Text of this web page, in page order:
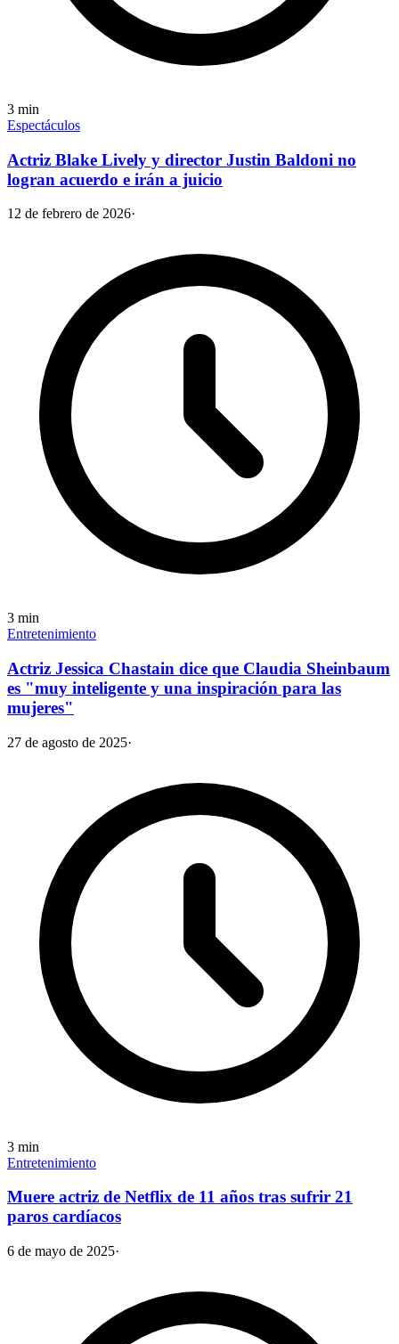
3 min
Espectáculos
Actriz Blake Lively y director Justin Baldoni no
logran acuerdo e irán a juicio
12 de febrero de 2026·
3 min
Entretenimiento
Actriz Jessica Chastain dice que Claudia Sheinbaum
es "muy inteligente y una inspiración para las
mujeres"
27 de agosto de 2025·
3 min
Entretenimiento
Muere actriz de Netflix de 11 años tras sufrir 21
paros cardíacos
6 de mayo de 2025·